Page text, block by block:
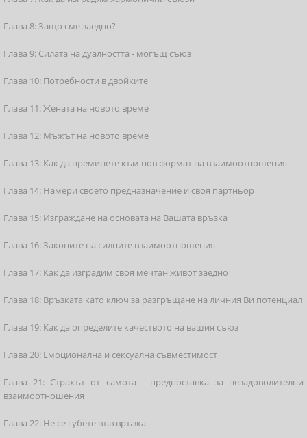
Глава 8: Защо сме заедно?
Глава 9: Силата на дуалността - могъщ съюз
Глава 10: Потребности в двойките
Глава 11: Жената на новото време
Глава 12: Мъжът на новото време
Глава 13: Как да преминете към нов формат на взаимоотношения
Глава 14: Намери своето предназначение и своя партньор
Глава 15: Изграждане на основата на Вашата връзка
Глава 16: Законите на силните взаимоотношения
Глава 17: Как да изградим своя мечтан живот заедно
Глава 18: Връзката като ключ за разгръщане на личния Ви потенциал
Глава 19: Как да определите качеството на вашия съюз
Глава 20: Емоционална и сексуална съвместимост
Глава 21: Страхът от самота - предпоставка за незадоволителни
взаимоотношения
Глава 22: Не се губете във връзка